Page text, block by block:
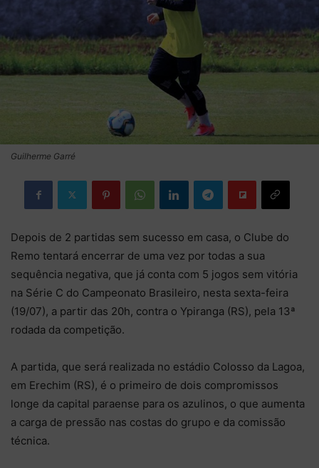
Guilherme Garré
Depois de 2 partidas sem sucesso em casa, o Clube do
Remo tentará encerrar de uma vez por todas a sua
sequência negativa, que já conta com 5 jogos sem vitória
na Série C do Campeonato Brasileiro, nesta sexta-feira
(19/07), a partir das 20h, contra o Ypiranga (RS), pela 13ª
rodada da competição.
A partida, que será realizada no estádio Colosso da Lagoa,
em Erechim (RS), é o primeiro de dois compromissos
longe da capital paraense para os azulinos, o que aumenta
a carga de pressão nas costas do grupo e da comissão
técnica.